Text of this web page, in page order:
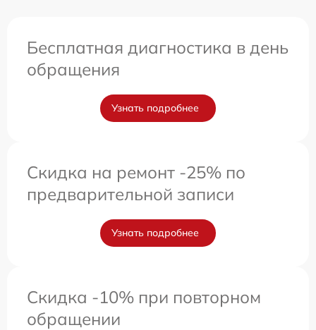
Бесплатная диагностика в день
обращения
Узнать подробнее
Скидка на ремонт -25% по
предварительной записи
Узнать подробнее
Скидка -10% при повторном
обращении